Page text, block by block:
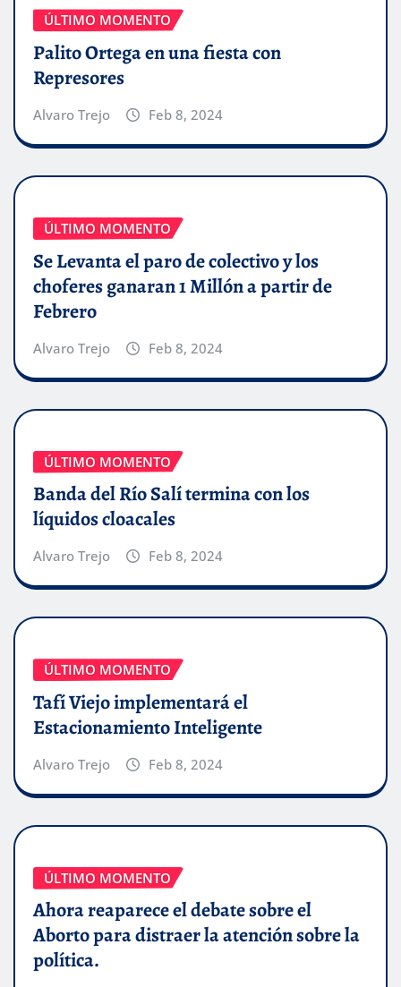
ÚLTIMO MOMENTO
Palito Ortega en una fiesta con
Represores
Alvaro Trejo Feb 8, 2024
ÚLTIMO MOMENTO
Se Levanta el paro de colectivo y los
choferes ganaran 1 Millón a partir de
Febrero
Alvaro Trejo Feb 8, 2024
ÚLTIMO MOMENTO
Banda del Río Salí termina con los
líquidos cloacales
Alvaro Trejo Feb 8, 2024
ÚLTIMO MOMENTO
Tafí Viejo implementará el
Estacionamiento Inteligente
Alvaro Trejo Feb 8, 2024
ÚLTIMO MOMENTO
Ahora reaparece el debate sobre el
Aborto para distraer la atención sobre la
política.